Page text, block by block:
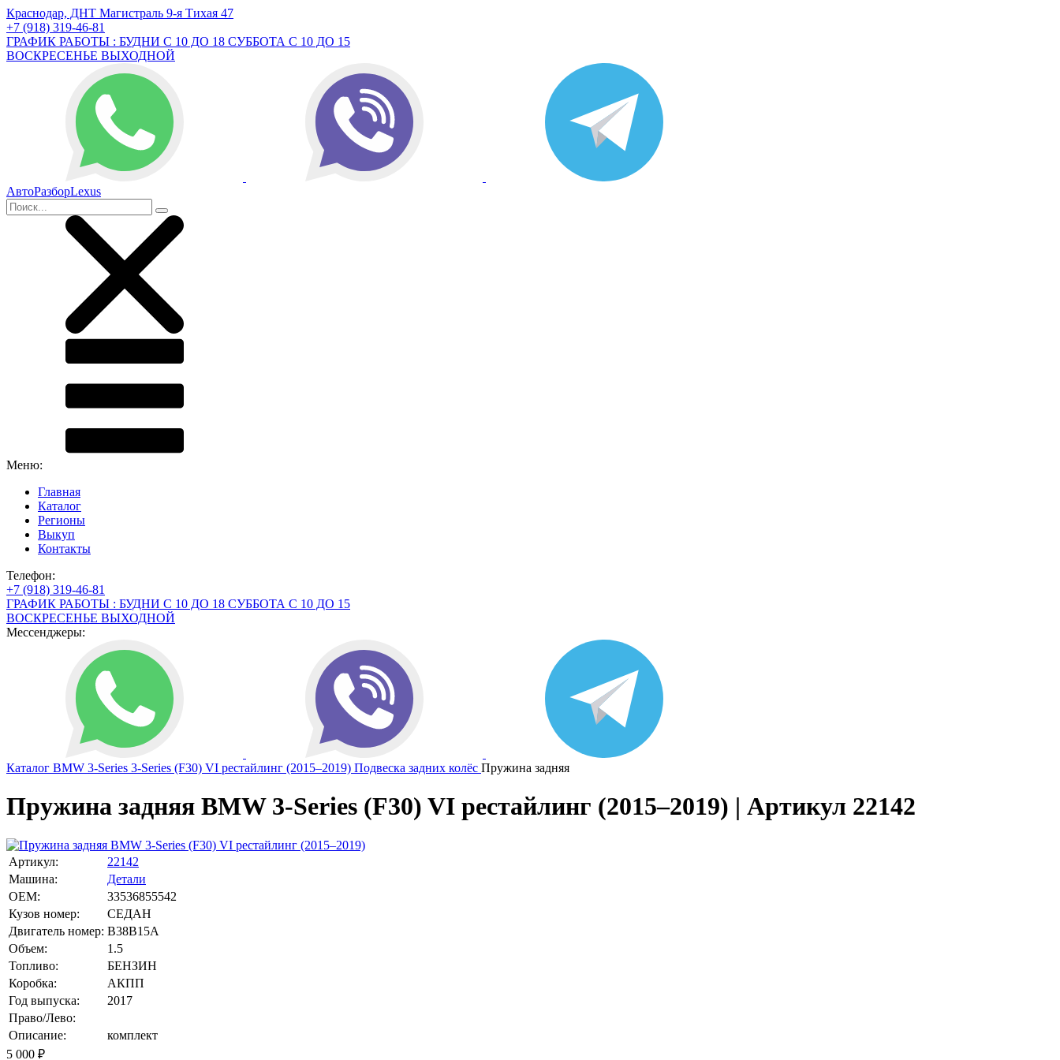
Краснодар, ДНТ Магистраль 9-я Тихая 47
+7 (918) 319-46-81
ГРАФИК РАБОТЫ : БУДНИ С 10 ДО 18 СУББОТА С 10 ДО 15
ВОСКРЕСЕНЬЕ ВЫХОДНОЙ
АвтоРазборLexus
Меню:
Главная
Каталог
Регионы
Выкуп
Контакты
Телефон:
+7 (918) 319-46-81
ГРАФИК РАБОТЫ : БУДНИ С 10 ДО 18 СУББОТА С 10 ДО 15
ВОСКРЕСЕНЬЕ ВЫХОДНОЙ
Мессенджеры:
Каталог BMW 3-Series 3-Series (F30) VI рестайлинг (2015–2019) Подвеска задних колёс Пружина задняя
Пружина задняя BMW 3-Series (F30) VI рестайлинг (2015–2019) | Артикул 22142
Артикул:
22142
Машина:
Детали
OEM:
33536855542
Кузов номер:
СЕДАН
Двигатель номер: B38B15A
Объем:
1.5
Топливо:
БЕНЗИН
Коробка:
АКПП
Год выпуска:
2017
Право/Лево:
Описание:
комплект
5 000 ₽